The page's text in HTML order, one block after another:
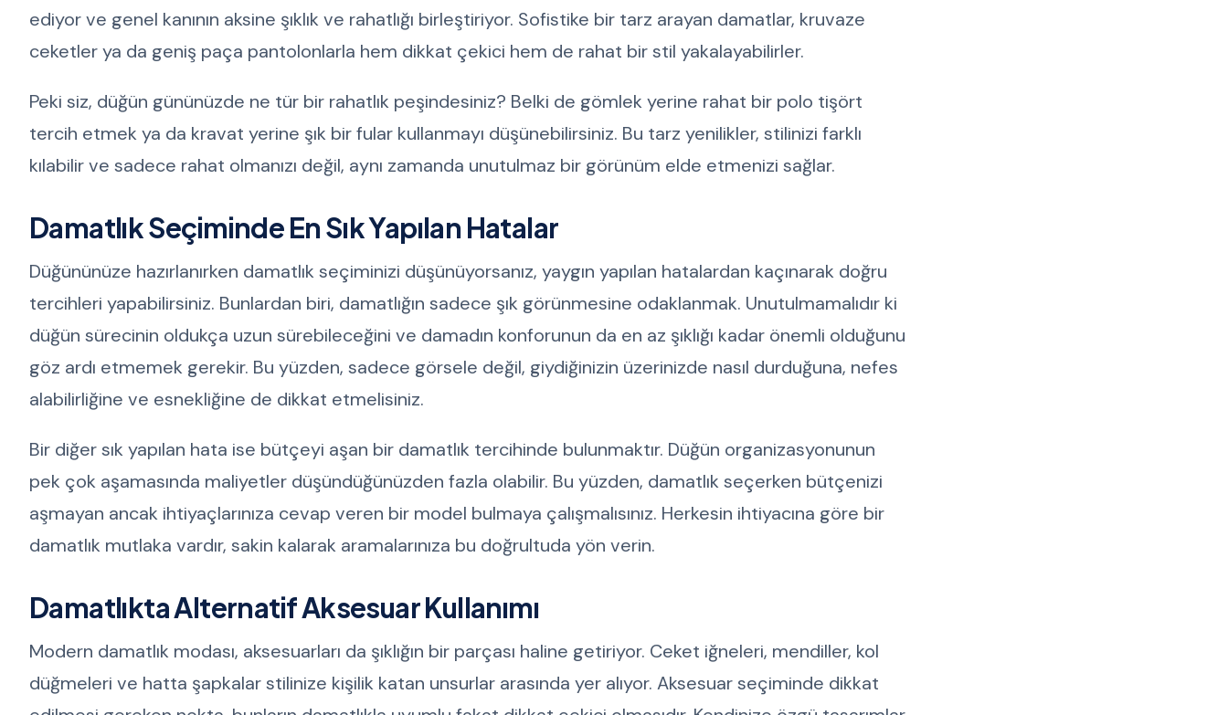
ediyor ve genel kanının aksine şıklık ve rahatlığı birleştiriyor. Sofistike bir tarz arayan damatlar, kruvaze
ceketler ya da geniş paça pantolonlarla hem dikkat çekici hem de rahat bir stil yakalayabilirler.
Peki siz, düğün gününüzde ne tür bir rahatlık peşindesiniz? Belki de gömlek yerine rahat bir polo tişört
tercih etmek ya da kravat yerine şık bir fular kullanmayı düşünebilirsiniz. Bu tarz yenilikler, stilinizi farklı
kılabilir ve sadece rahat olmanızı değil, aynı zamanda unutulmaz bir görünüm elde etmenizi sağlar.
Damatlık Seçiminde En Sık Yapılan Hatalar
Düğününüze hazırlanırken damatlık seçiminizi düşünüyorsanız, yaygın yapılan hatalardan kaçınarak doğru
tercihleri yapabilirsiniz. Bunlardan biri, damatlığın sadece şık görünmesine odaklanmak. Unutulmamalıdır ki
düğün sürecinin oldukça uzun sürebileceğini ve damadın konforunun da en az şıklığı kadar önemli olduğunu
göz ardı etmemek gerekir. Bu yüzden, sadece görsele değil, giydiğinizin üzerinizde nasıl durduğuna, nefes
alabilirliğine ve esnekliğine de dikkat etmelisiniz.
Bir diğer sık yapılan hata ise bütçeyi aşan bir damatlık tercihinde bulunmaktır. Düğün organizasyonunun
pek çok aşamasında maliyetler düşündüğünüzden fazla olabilir. Bu yüzden, damatlık seçerken bütçenizi
aşmayan ancak ihtiyaçlarınıza cevap veren bir model bulmaya çalışmalısınız. Herkesin ihtiyacına göre bir
damatlık mutlaka vardır, sakin kalarak aramalarınıza bu doğrultuda yön verin.
Damatlıkta Alternatif Aksesuar Kullanımı
Modern damatlık modası, aksesuarları da şıklığın bir parçası haline getiriyor. Ceket iğneleri, mendiller, kol
düğmeleri ve hatta şapkalar stilinize kişilik katan unsurlar arasında yer alıyor. Aksesuar seçiminde dikkat